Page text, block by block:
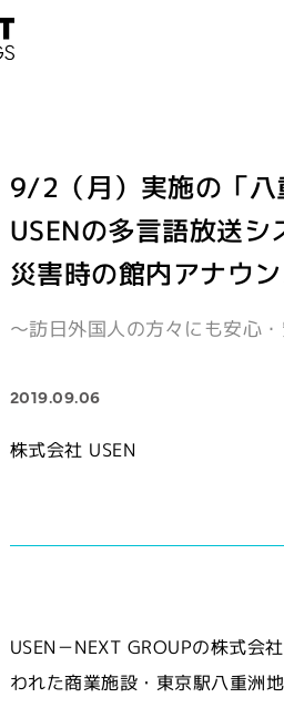
9/2（月）実施の「八
USENの多言語放送
災害時の館内アナウ
～訪日外国人の方々にも安心
2019.09.06
株式会社 USEN
USEN－NEXT GROUPの株式会
われた商業施設・東京駅八重洲